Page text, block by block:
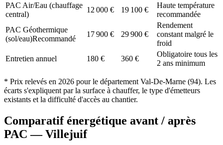
PAC Air/Eau (chauffage
central)
12 000 € 19 100 €
Haute température
recommandée
PAC Géothermique
(sol/eau)Recommandé
17 900 € 29 900 €
Rendement
constant malgré le
froid
Entretien annuel
180 € 360 €
Obligatoire tous les
2 ans minimum
* Prix relevés en 2026 pour le département Val-De-Marne (94). Les
écarts s'expliquent par la surface à chauffer, le type d'émetteurs
existants et la difficulté d'accès au chantier.
Comparatif énergétique avant / après
PAC —Villejuif